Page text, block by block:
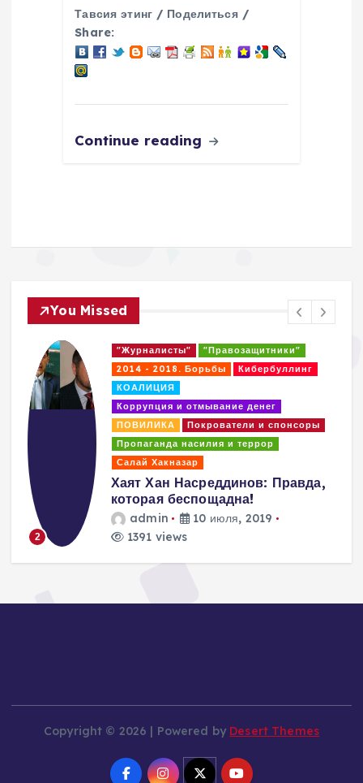
Тавсия этинг / Поделиться /
Share:
Continue reading
You Missed
2
"Журналисты"
"Правозащитники"
2014 - 2018. Борьбы
Кибербуллинг
КОАЛИЦИЯ
Коррупция и отмывание денег
ПОВИЛИКА
Покрователи и спонсоры
Пропаганда насилия и террор
Салай Хакназар
Хаят Хан Насреддинов: Правда,
которая беспощадна!
admin
10 июля, 2019
1391 views
Copyright © 2026 | Powered by Desert Themes